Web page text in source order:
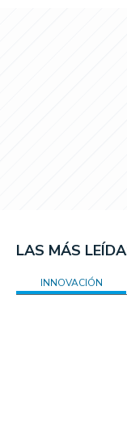
LAS MÁS
INNOVACIÓN